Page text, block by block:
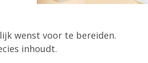
wenst voor te bereiden.
inhoudt.